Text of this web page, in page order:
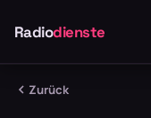
Radiodienste
Zurück